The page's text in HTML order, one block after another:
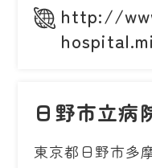
http://
日野市立病
東京都日野市多